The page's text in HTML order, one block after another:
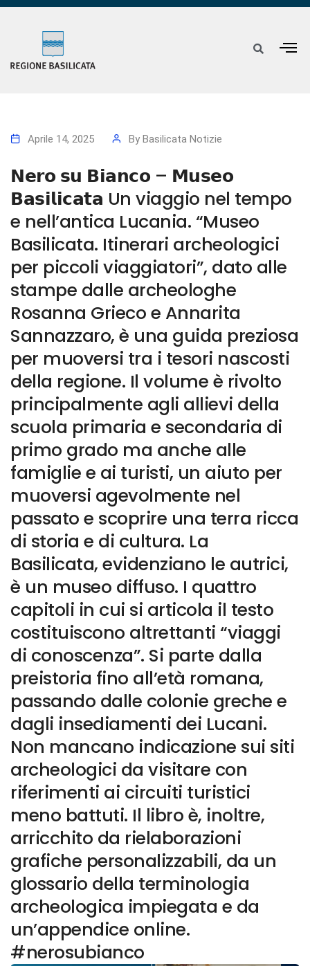
Aprile 14, 2025 By Basilicata Notizie
𝗡𝗲𝗿𝗼 𝘀𝘂 𝗕𝗶𝗮𝗻𝗰𝗼 – 𝗠𝘂𝘀𝗲𝗼
𝗕𝗮𝘀𝗶𝗹𝗶𝗰𝗮𝘁𝗮 Un viaggio nel tempo
e nell’antica Lucania. “Museo
Basilicata. Itinerari archeologici
per piccoli viaggiatori”, dato alle
stampe dalle archeologhe
Rosanna Grieco e Annarita
Sannazzaro, è una guida preziosa
per muoversi tra i tesori nascosti
della regione. Il volume è rivolto
principalmente agli allievi della
scuola primaria e secondaria di
primo grado ma anche alle
famiglie e ai turisti, un aiuto per
muoversi agevolmente nel
passato e scoprire una terra ricca
di storia e di cultura. La
Basilicata, evidenziano le autrici,
è un museo diffuso. I quattro
capitoli in cui si articola il testo
costituiscono altrettanti “viaggi
di conoscenza”. Si parte dalla
preistoria fino all’età romana,
passando dalle colonie greche e
dagli insediamenti dei Lucani.
Non mancano indicazione sui siti
archeologici da visitare con
riferimenti ai circuiti turistici
meno battuti. Il libro è, inoltre,
arricchito da rielaborazioni
grafiche personalizzabili, da un
glossario della terminologia
archeologica impiegata e da
un’appendice online.
#nerosubianco